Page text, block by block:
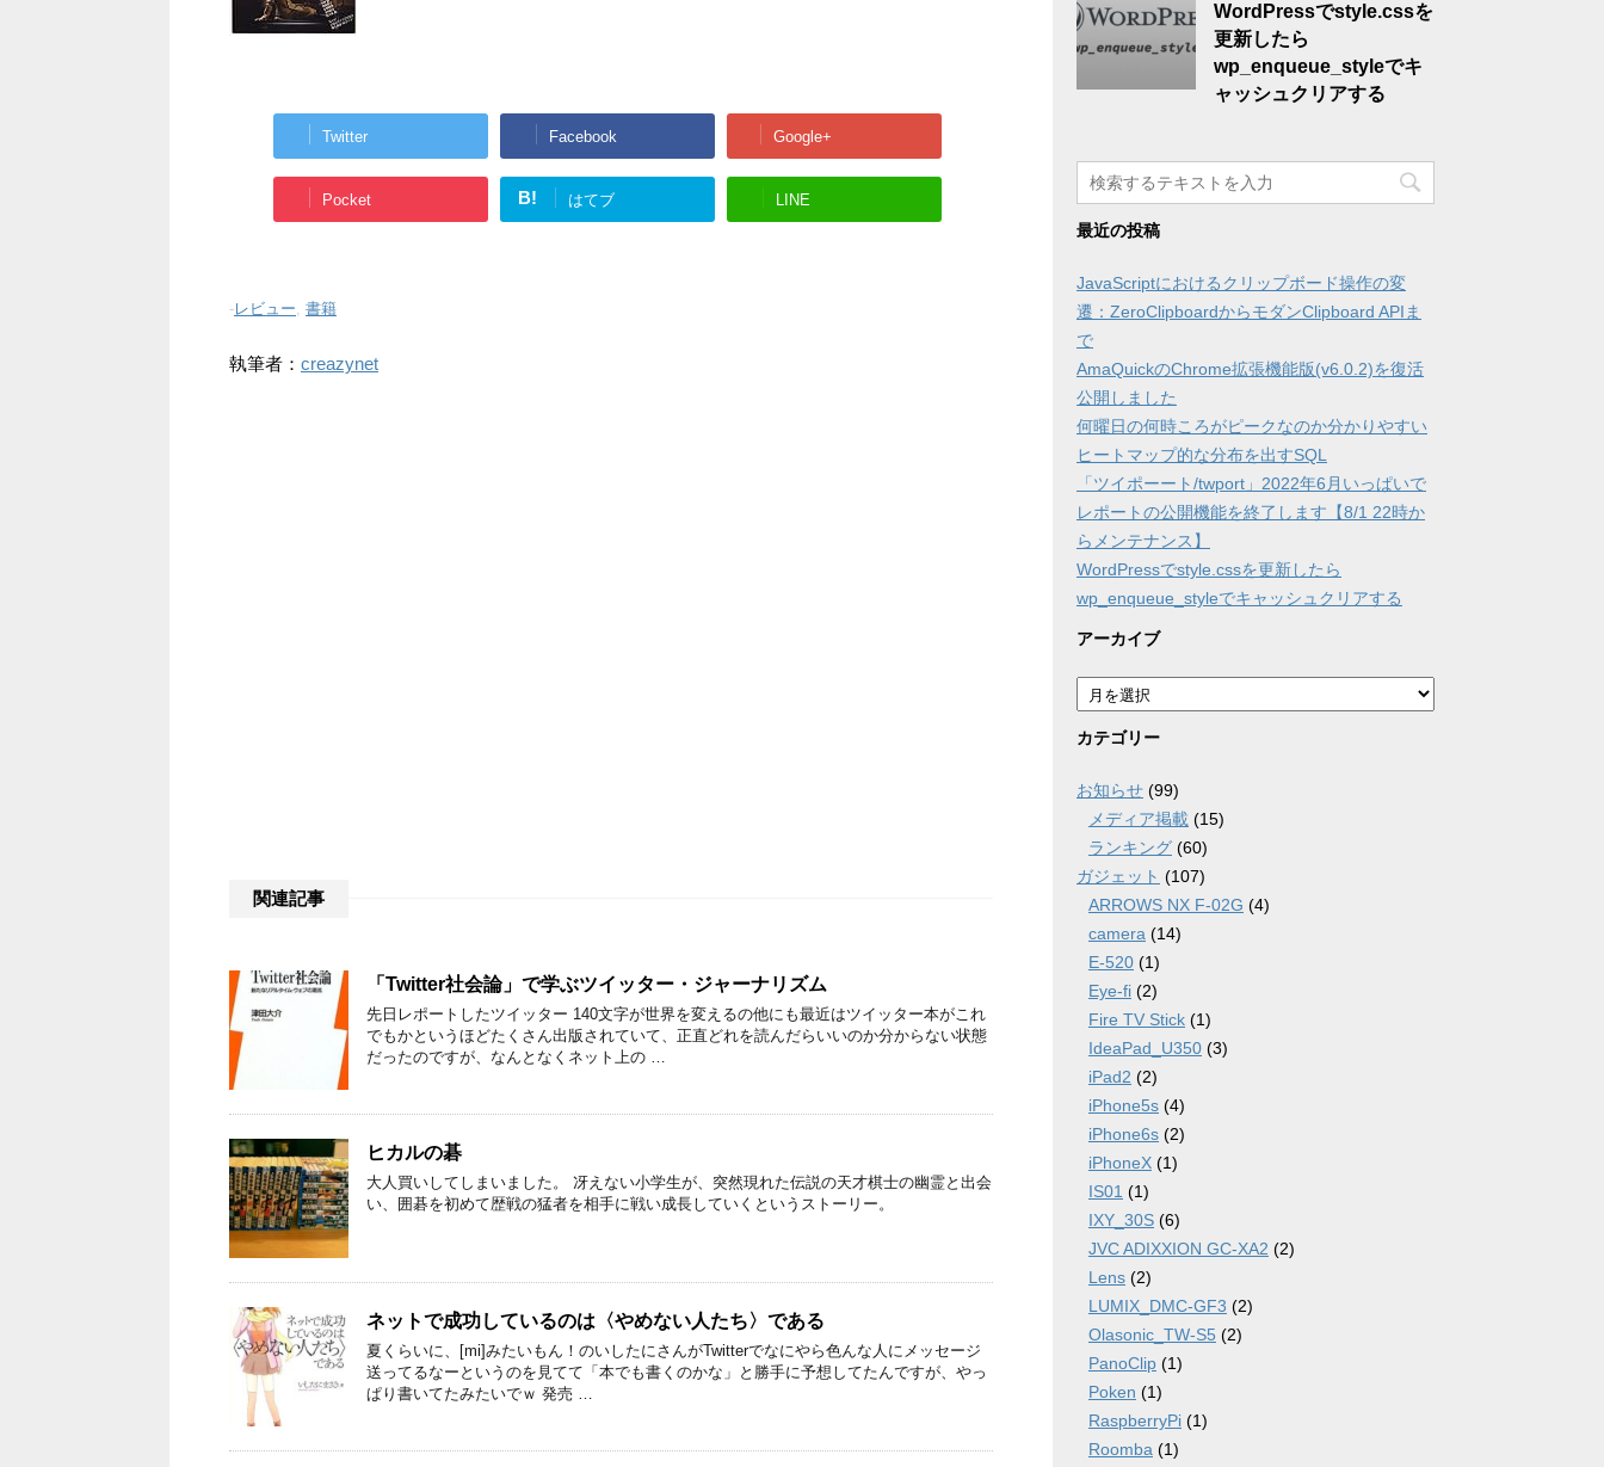
Twitter Facebook Google+
Pocket B! はてブ LINE
-レビュー, 書籍
執筆者： creazynet
関連記事
「Twitter社会論」で学ぶツイッター・ジャーナリズム
先日レポートしたツイッター 140文字が世界を変えるの他にも最近はツイッター本がこれ
でもかというほどたくさん出版されていて、正直どれを読んだらいいのか分からない状態
だったのですが、なんとなくネット上の …
ヒカルの碁
大人買いしてしまいました。 冴えない小学生が、突然現れた伝説の天才棋士の幽霊と出会
い、囲碁を初めて歴戦の猛者を相手に戦い成長していくというストーリー。
ネットで成功しているのは〈やめない人たち〉である
夏くらいに、[mi]みたいもん！のいしたにさんがTwitterでなにやら色んな人にメッセージ
送ってるなーというのを見てて「本でも書くのかな」と勝手に予想してたんですが、やっ
ぱり書いてたみたいでｗ 発売 …
WordPressでstyle.cssを
更新したら
wp_enqueue_styleでキ
ャッシュクリアする
最近の投稿
JavaScriptにおけるクリップボード操作の変
遷：ZeroClipboardからモダンClipboard APIま
で
AmaQuickのChrome拡張機能版(v6.0.2)を復活
公開しました
何曜日の何時ころがピークなのか分かりやすい
ヒートマップ的な分布を出すSQL
「ツイポーート/twport」2022年6月いっぱいで
レポートの公開機能を終了します【8/1 22時か
らメンテナンス】
WordPressでstyle.cssを更新したら
wp_enqueue_styleでキャッシュクリアする
アーカイブ
ア
ー
カ
ブ
カテゴリー
お知らせ (99)
メディア掲載 (15)
ランキング (60)
ガジェット (107)
ARROWS NX F-02G (4)
camera (14)
E-520 (1)
Eye-fi (2)
Fire TV Stick (1)
IdeaPad_U350 (3)
iPad2 (2)
iPhone5s (4)
iPhone6s (2)
iPhoneX (1)
IS01 (1)
IXY_30S (6)
JVC ADIXXION GC-XA2 (2)
Lens (2)
LUMIX_DMC-GF3 (2)
Olasonic_TW-S5 (2)
PanoClip (1)
Poken (1)
RaspberryPi (1)
Roomba (1)